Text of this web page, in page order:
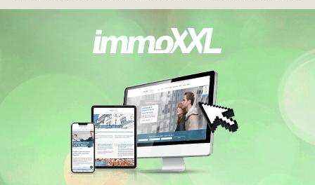
immobilien.de,brand-partner.de,schwabenhaus.de,funhoff-
hartmann-muenster.de,hiller-immobilien.com
, betterhomes.de, nw.de,sparkasse-bielefeld-
pier-immobilien.de,rommelmann.immobilien
immobilien-nagel.de,immobilienwaltrop.de
brigitteimmobilien.de,saga.hamburg,ostwald-immobilien.de
die-plusmakler.de,bauexperts-herford.de,am-kirchplatz-
immobilien.de,lbs-immobilien-profis.de,immobilien-harney.de
iz-international.com,icvg-makler.de,kalipe-immo.de
immobilien.de,icvg-verwaltung.de,